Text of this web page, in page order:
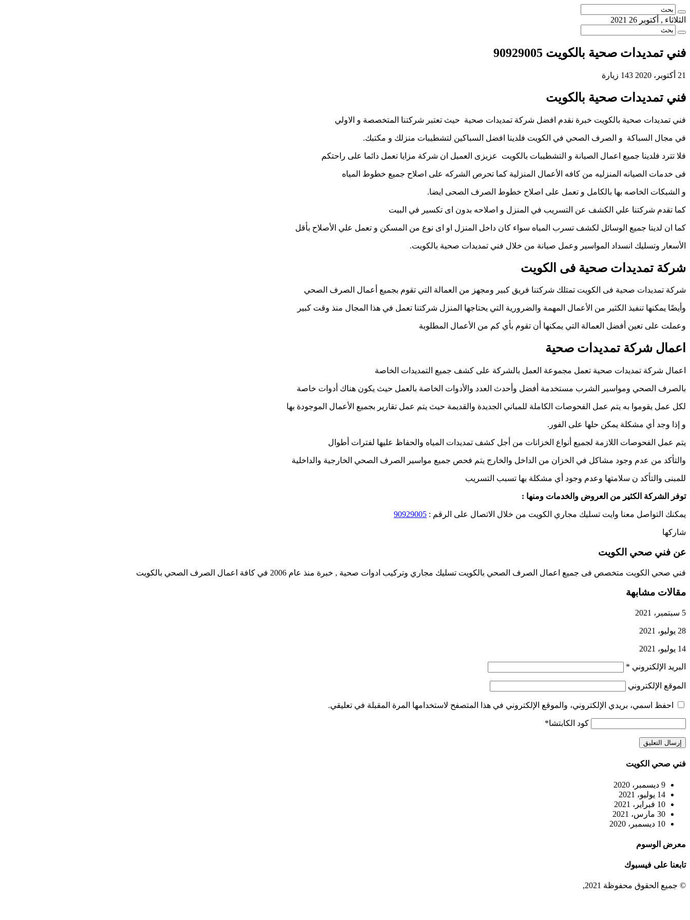
الثلاثاء , أكتوبر 26 2021
فني تمديدات صحية بالكويت 90929005
21 أكتوبر، 2020 143 زيارة
فني تمديدات صحية بالكويت
فني تمديدات صحية بالكويت خبرة نقدم افضل شركة تمديدات صحية حيث تعتبر شركتنا المتخصصة و الاولي
في مجال السباكة و الصرف الصحي في الكويت فلدينا افضل السباكين لتشطيبات منزلك و مكتبك.
فلا تترد فلدينا جميع اعمال الصيانة و التشطيبات بالكويت عزيزى العميل ان شركة مزايا تعمل دائما على راحتكم
فى خدمات الصيانه المنزليه من كافه الأعمال المنزلية كما تحرص الشركه على اصلاح جميع خطوط المياه
و الشبكات الخاصه بها بالكامل و تعمل على اصلاح خطوط الصرف الصحى ايضا.
كما تقدم شركتنا علي الكشف عن التسريب في المنزل و اصلاحه بدون اى تكسير في البيت
كما ان لدينا جميع الوسائل لكشف تسرب المياه سواء كان داخل المنزل او اى نوع من المسكن و تعمل علي الأصلاح بأقل
الأسعار وتسليك انسداد المواسير وعمل صيانة من خلال فني تمديدات صحية بالكويت.
شركة تمديدات صحية فى الكويت
شركة تمديدات صحية فى الكويت تمتلك شركتنا فريق كبير ومجهز من العمالة التي تقوم بجميع أعمال الصرف الصحي
وأيضًا يمكنها تنفيذ الكثير من الأعمال المهمة والضرورية التي يحتاجها المنزل شركتنا تعمل في هذا المجال منذ وقت كبير
وعملت على تعين أفضل العمالة التي يمكنها أن تقوم بأي كم من الأعمال المطلوبة
اعمال شركة تمديدات صحية
اعمال شركة تمديدات صحية تعمل مجموعة العمل بالشركة على كشف جميع التمديدات الخاصة
بالصرف الصحي ومواسير الشرب مستخدمة أفضل وأحدث العدد والأدوات الخاصة بالعمل حيث يكون هناك أدوات خاصة
لكل عمل يقوموا به يتم عمل الفحوصات الكاملة للمباني الجديدة والقديمة حيث يتم عمل تقارير بجميع الأعمال الموجودة بها
و إذا وجد أي مشكلة يمكن حلها على الفور.
يتم عمل الفحوصات اللازمة لجميع أنواع الخزانات من أجل كشف تمديدات المياه والحفاظ عليها لفترات أطوال
والتأكد من عدم وجود مشاكل في الخزان من الداخل والخارج يتم فحص جميع مواسير الصرف الصحي الخارجية والداخلية
للمبنى والتأكد ن سلامتها وعدم وجود أي مشكلة بها تسبب التسريب
توفر الشركة الكثير من العروض والخدمات ومنها :
يمكنك التواصل معنا وايت تسليك مجاري الكويت من خلال الاتصال على الرقم : 90929005
شاركها
عن فني صحي الكويت
فني صحي الكويت متخصص فى جميع اعمال الصرف الصحي بالكويت تسليك مجاري وتركيب ادوات صحية , خبرة منذ عام 2006 في كافة اعمال الصرف الصحي بالكويت
مقالات مشابهة
5 سبتمبر، 2021
28 يوليو، 2021
14 يوليو، 2021
البريد الإلكتروني *
الموقع الإلكتروني
احفظ اسمي، بريدي الإلكتروني، والموقع الإلكتروني في هذا المتصفح لاستخدامها المرة المقبلة في تعليقي.
كود الكابتشا*
فني صحي الكويت
9 ديسمبر، 2020
14 يوليو، 2021
10 فبراير، 2021
30 مارس، 2021
10 ديسمبر، 2020
معرض الوسوم
تابعنا على فيسبوك
© جميع الحقوق محفوظة 2021,